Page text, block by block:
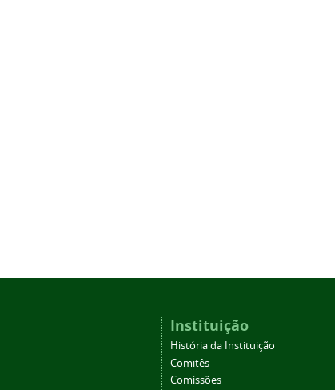
Instituição
História da Instituição
Comitês
Comissões